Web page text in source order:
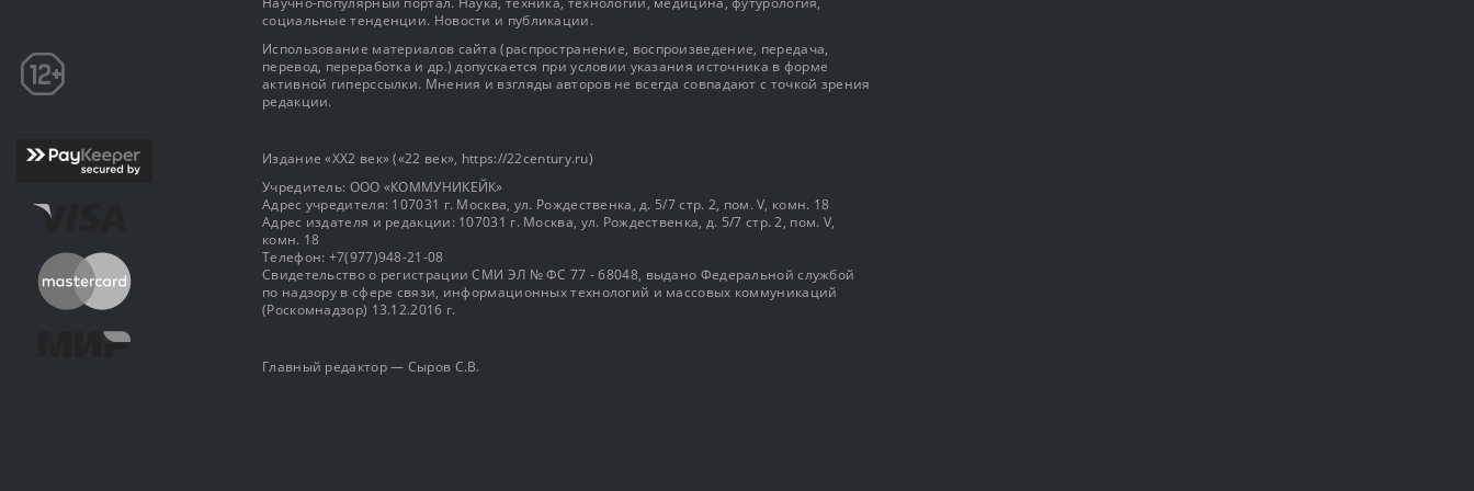
социальные тенденции. Новости и публикации.
Использование материалов сайта (распространение, воспроизведение, передача,
перевод, переработка и др.) допускается при условии указания источника в форме
активной гиперссылки. Мнения и взгляды авторов не всегда совпадают с точкой зрения
редакции.
Издание «XX2 век» («22 век», https://22century.ru)
Учредитель: OOO «КОММУНИКЕЙК»
Адрес учредителя: 107031 г. Москва, ул. Рождественка, д. 5/7 стр. 2, пом. V, комн. 18
Адрес издателя и редакции: 107031 г. Москва, ул. Рождественка, д. 5/7 стр. 2, пом. V,
комн. 18
Телефон: +7(977)948-21-08
Свидетельство о регистрации СМИ ЭЛ № ФС 77 - 68048, выдано Федеральной службой
по надзору в сфере связи, информационных технологий и массовых коммуникаций
(Роскомнадзор) 13.12.2016 г.
Главный редактор — Сыров С.В.